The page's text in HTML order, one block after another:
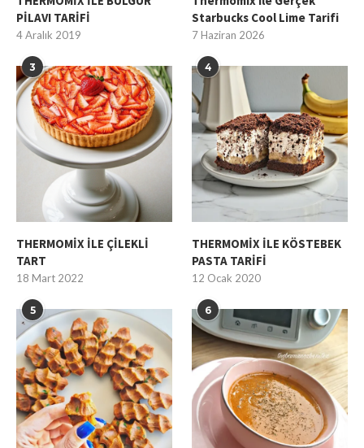
PİLAVI TARİFİ
4 Aralık 2019
Starbucks Cool Lime Tarifi
7 Haziran 2026
3
THERMOMİX İLE ÇİLEKLİ
TART
18 Mart 2022
4
THERMOMİX İLE KÖSTEBEK
PASTA TARİFİ
12 Ocak 2020
5 6